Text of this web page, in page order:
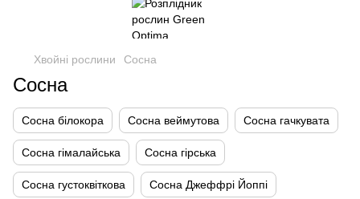
Хвойні рослини Сосна
Сосна
Сосна білокора Сосна веймутова Сосна гачкувата
Сосна гімалайська Сосна гірська
Сосна густоквіткова Сосна Джеффрі Йоппі